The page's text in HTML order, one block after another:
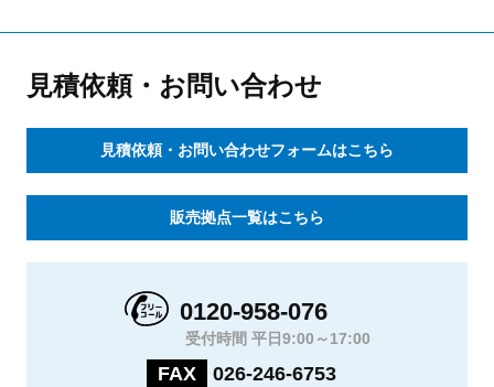
見積依頼・お問い合わせ
見積依頼・お問い合わせフォームはこちら
販売拠点一覧はこちら
0120-958-076
受付時間 平日9:00～17:00
FAX 026-246-6753